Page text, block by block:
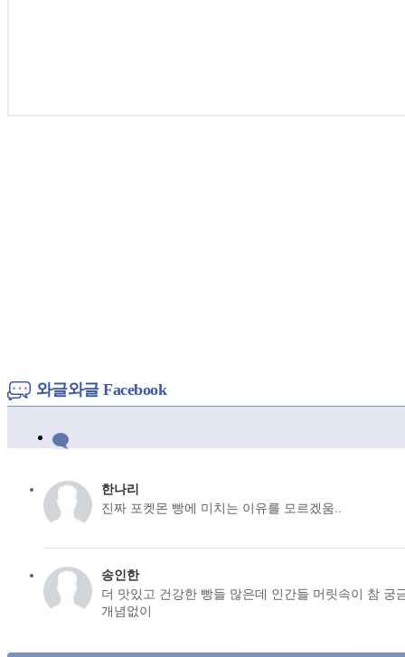
와글와글 Facebook
한나리
진짜 포켓몬 빵에 미치는 이유를 모르겠움..
송인한
더 맛있고 건강한 빵들 많은데 인간들 머릿속이 참 궁
개념없이